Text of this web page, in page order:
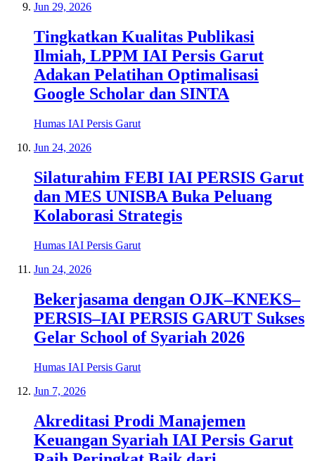
Jun 29, 2026
Tingkatkan Kualitas Publikasi
Ilmiah, LPPM IAI Persis Garut
Adakan Pelatihan Optimalisasi
Google Scholar dan SINTA
Humas IAI Persis Garut
Jun 24, 2026
Silaturahim FEBI IAI PERSIS Garut
dan MES UNISBA Buka Peluang
Kolaborasi Strategis
Humas IAI Persis Garut
Jun 24, 2026
Bekerjasama dengan OJK–KNEKS–
PERSIS–IAI PERSIS GARUT Sukses
Gelar School of Syariah 2026
Humas IAI Persis Garut
Jun 7, 2026
Akreditasi Prodi Manajemen
Keuangan Syariah IAI Persis Garut